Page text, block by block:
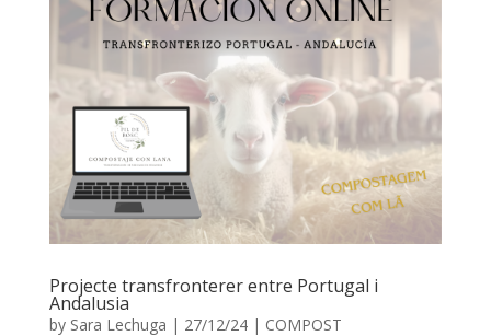
Projecte transfronterer entre Portugal i
Andalusia
by Sara Lechuga | 27/12/24| COMPOST